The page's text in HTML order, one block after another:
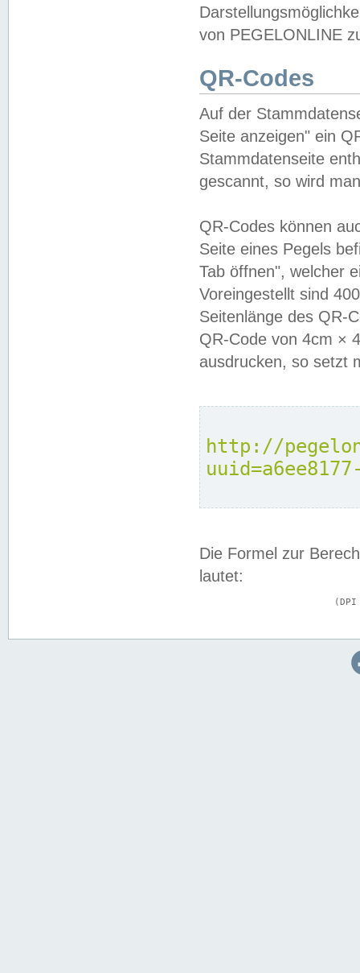
von PEGELONLINE
QR-Codes
Auf der
Seite anzeigen" ein
Stammdatenseite
gescannt, so wird
QR-Codes können
Seite eines Pegels
Tab öffnen", welcher
Voreingestellt sind
Seitenlänge des QR-
QR-Code von 4cm ×
ausdrucken, so setzt
http://
Die Formel zur
lautet: